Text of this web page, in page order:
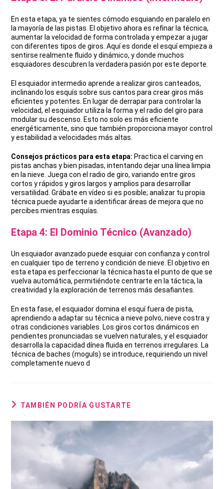
En esta etapa, ya te sientes cómodo esquiando en paralelo en
la mayoría de las pistas. El objetivo ahora es refinar la técnica,
aumentar la velocidad de forma controlada y empezar a jugar
con diferentes tipos de giros. Aquí es donde el esquí empieza a
sentirse realmente fluido y dinámico, y donde muchos
esquiadores descubren la verdadera pasión por este deporte.
El esquiador intermedio aprende a realizar giros canteados,
inclinando los esquís sobre sus cantos para crear giros más
eficientes y potentes. En lugar de derrapar para controlar la
velocidad, el esquiador utiliza la forma y el radio del giro para
modular su descenso. Esto no solo es más eficiente
energéticamente, sino que también proporciona mayor control
y estabilidad a velocidades más altas.
Consejos prácticos para esta etapa: Practica el carving en
pistas anchas y bien pisadas, intentando dejar una línea limpia
en la nieve. Juega con el radio de giro, variando entre giros
cortos y rápidos y giros largos y amplios para desarrollar
versatilidad. Grábate en vídeo si es posible; analizar tu propia
técnica puede ayudarte a identificar áreas de mejora que no
percibes mientras esquías.
Etapa 4: El Dominio Técnico (Avanzado)
Un esquiador avanzado puede esquiar con confianza y control
en cualquier tipo de terreno y condición de nieve. El objetivo en
esta etapa es perfeccionar la técnica hasta el punto de que se
vuelva automática, permitiéndote centrarte en la táctica, la
creatividad y la exploración de terrenos más desafiantes.
En esta fase, el esquiador domina el esquí fuera de pista,
aprendiendo a adaptar su técnica a nieve polvo, nieve costra y
otras condiciones variables. Los giros cortos dinámicos en
pendientes pronunciadas se vuelven naturales, y el esquiador
desarrolla la capacidad dínea fluida en terrenos irregulares. La
técnica de baches (moguls) se introduce, requiriendo un nivel
completamente nuevo d
TAMBIÉN PODRÍA GUSTARTE